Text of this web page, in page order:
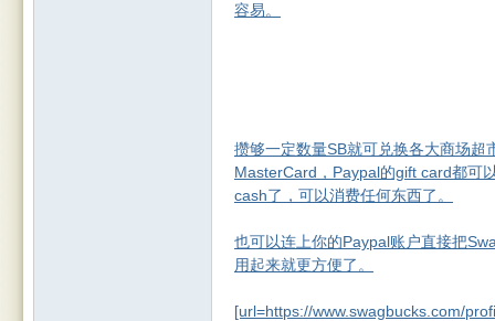
容易。
攒够一定数量SB就可兑换各大商场
MasterCard，Paypal的gift card都可
cash了，可以消费任何东西了。
也可以连上你的Paypal账户直接把
用起来就更方便了。
[url=https://www.swagbucks.com/